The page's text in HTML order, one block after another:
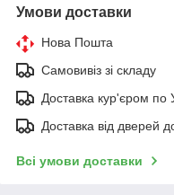
Умови доставки
Нова Пошта
Самовивіз зі складу
Доставка кур'єром по
Доставка від дверей
Всі умови доставки